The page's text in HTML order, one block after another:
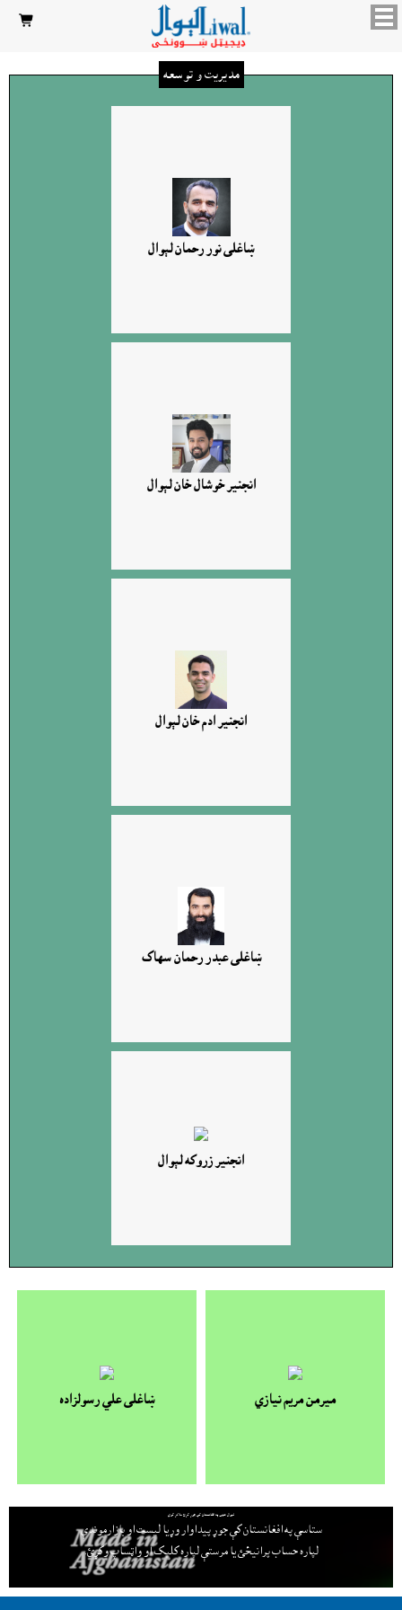

مدیریت و توسعه
ښاغلى نور رحمان لېوال
انجنير خوشال خان لېوال
انجنير ادم خان لېوال
ښاغلى عبدر رحمان سهاک
انجنير زروکه لېوال
ميرمن مريم نيازي ښاغلى علي رسولزاده
لېوال هټۍ په افغانستان کې جوړ کړئ ملاتړ کوي
ستاسې په افغانستان کې جوړ پيداوار وړيا ليست او بازارموندې
لپاره حساب پرانيځئ يا مرستې لپاره کليک او واټساپ وکړئ.